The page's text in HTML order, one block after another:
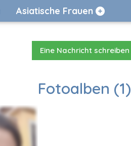
Asiatische Frauen
Eine Nachricht schreiben
Fotoalben (1)